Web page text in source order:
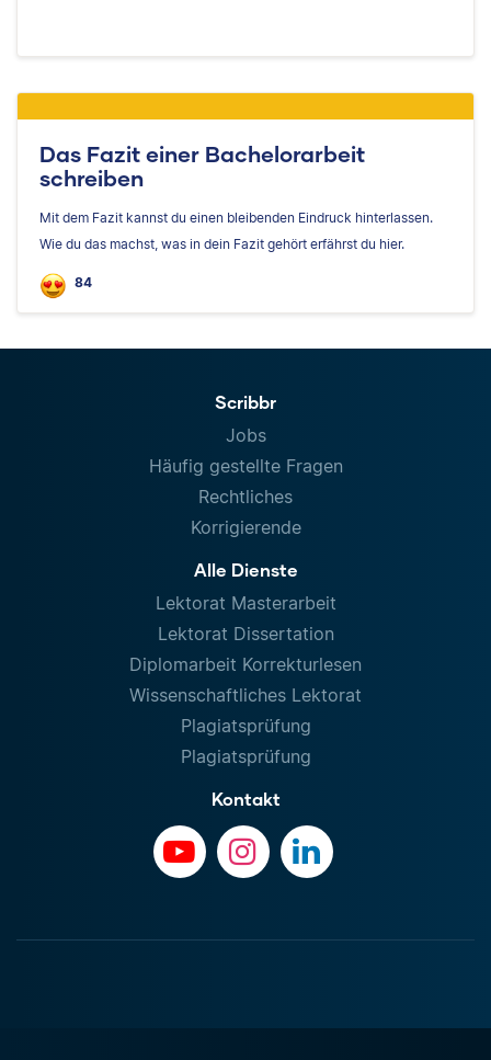
Das Fazit einer Bachelorarbeit
schreiben
Mit dem Fazit kannst du einen bleibenden Eindruck hinterlassen.
Wie du das machst, was in dein Fazit gehört erfährst du hier.
84
Scribbr
Jobs
Häufig gestellte Fragen
Rechtliches
Korrigierende
Alle Dienste
Lektorat Masterarbeit
Lektorat Dissertation
Diplomarbeit Korrekturlesen
Wissenschaftliches Lektorat
Plagiatsprüfung
Plagiatsprüfung
Kontakt